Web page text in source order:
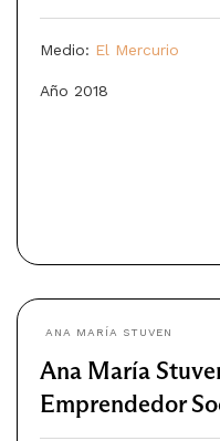
Medio: El Mercurio
Año 2018
ANA MARÍA STUVEN
Ana María
Emprendedor